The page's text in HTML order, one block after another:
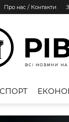
Про нас / Контакти
СПОРТ